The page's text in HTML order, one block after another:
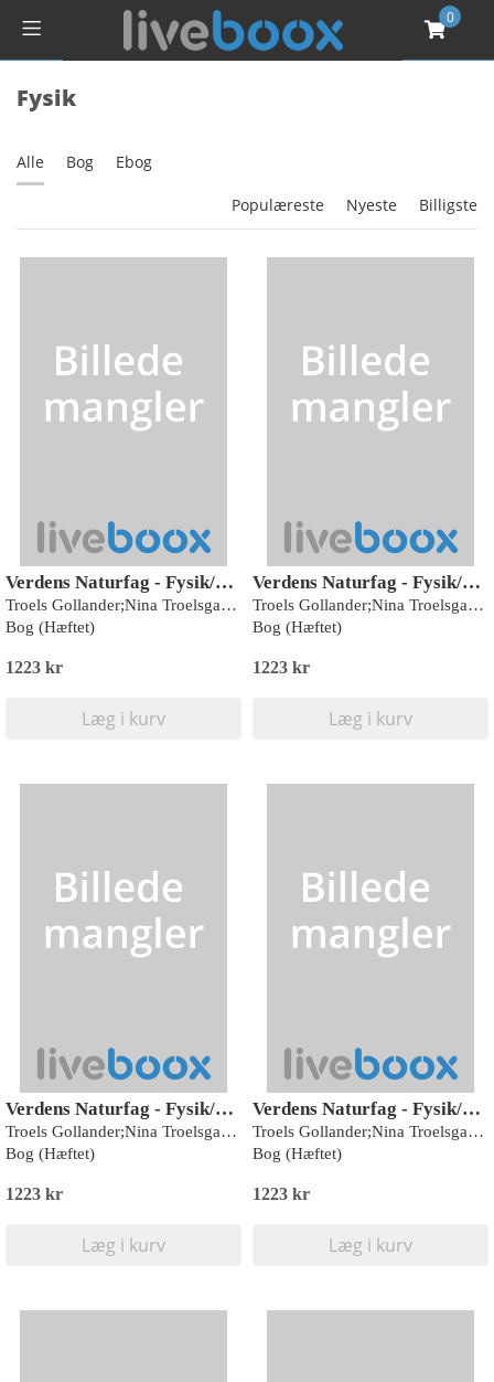
0
Fysik
Alle Bog Ebog
Populæreste Nyeste Billigste
Verdens Naturfag - Fysik/kemi
Troels Gollander;Nina Troelsgaard Jensen;Charlotte Lerche;Lars Henrik Jørgensen
Bog (Hæftet)
1223 kr
Læg i kurv
Verdens Naturfag - Fysik/kemi
Troels Gollander;Nina Troelsgaard Jensen;Charlotte Lerche;Lars Henrik Jørgensen
Bog (Hæftet)
1223 kr
Læg i kurv
Verdens Naturfag - Fysik/kemi
Troels Gollander;Nina Troelsgaard Jensen;Charlotte Lerche;Lars Henrik Jørgensen
Bog (Hæftet)
1223 kr
Læg i kurv
Verdens Naturfag - Fysik/kemi
Troels Gollander;Nina Troelsgaard Jensen;Charlotte Lerche;Lars Henrik Jørgensen;Kaare Øster;Ove Pedersen;Niels Kjeldsen
Bog (Hæftet)
1223 kr
Læg i kurv